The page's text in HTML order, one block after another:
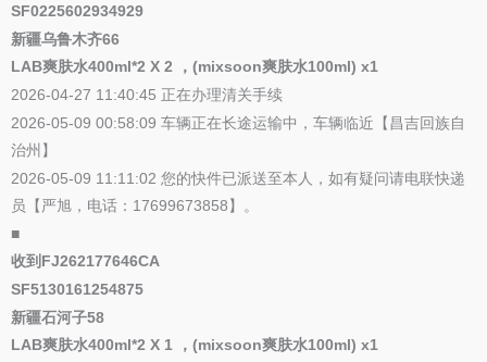
SF0225602934929
新疆乌鲁木齐66
LAB爽肤水400ml*2 X 2 ，(mixsoon爽肤水100ml) x1
2026-04-27 11:40:45 正在办理清关手续
2026-05-09 00:58:09 车辆正在长途运输中，车辆临近【昌吉回族自
治州】
2026-05-09 11:11:02 您的快件已派送至本人，如有疑问请电联快递
员【严旭，电话：17699673858】。
■
收到FJ262177646CA
SF5130161254875
新疆石河子58
LAB爽肤水400ml*2 X 1 ，(mixsoon爽肤水100ml) x1